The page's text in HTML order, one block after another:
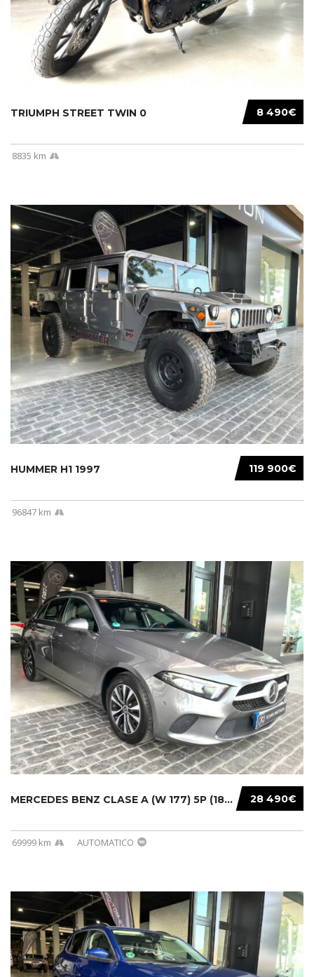
8 490€
TRIUMPH STREET TWIN 0
8835 km
119 900€
HUMMER H1 1997
96847 km
28 490€
MERCEDES BENZ CLASE A (W 177) 5P (18-) 2020....
69999 km AUTOMATICO